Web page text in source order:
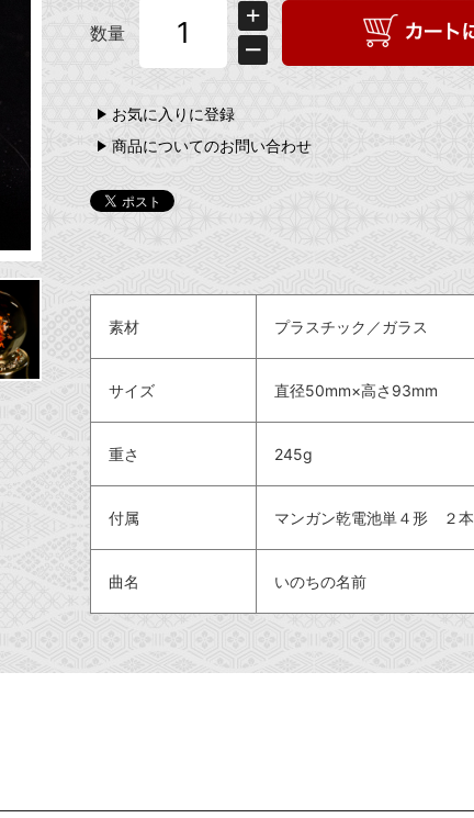
数量
お気に入りに登録
商品についてのお問い合わせ
素材 プラスチック／ガラス
サイズ 直径50mm×高さ93mm
重さ 245g
付属 マンガン乾電池単４形 ２本
曲名 いのちの名前